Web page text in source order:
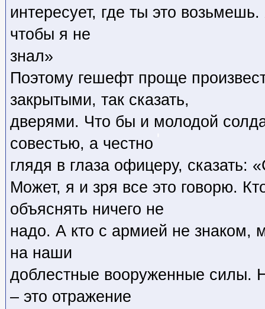
интересует, где ты это
чтобы я не
знал»
Поэтому гешефт проще
закрытыми, так сказать,
дверями. Что бы и молодой
совестью, а честно
глядя в глаза офицеру, сказать:
Может, я и зря все это говорю.
объяснять ничего не
надо. А кто с армией не знаком,
на наши
доблестные вооруженные силы.
– это отражение